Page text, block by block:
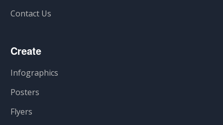
Contact Us
Create
Infographics
Posters
Flyers